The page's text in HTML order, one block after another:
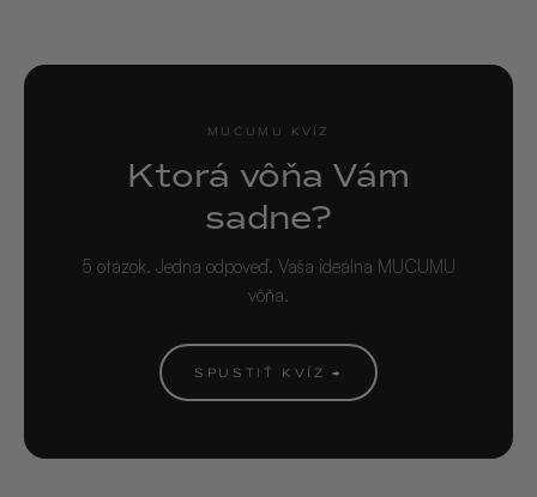
MUCUMU KVÍZ
Ktorá vôňa Vám
sadne?
5 otázok. Jedna odpoveď. Vaša ideálna MUCUMU
vôňa.
SPUSTIŤ KVÍZ →